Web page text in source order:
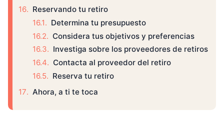
Reservando tu retiro
Determina tu presupuesto
Considera tus objetivos y preferencias
Investiga sobre los proveedores de retiros
Contacta al proveedor del retiro
Reserva tu retiro
Ahora, a ti te toca